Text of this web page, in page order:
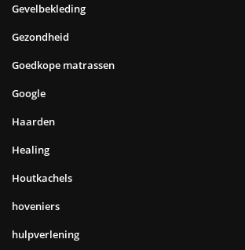
Gevelbekleding
Gezondheid
Goedkope matrassen
Google
Haarden
Healing
Houtkachels
hoveniers
hulpverlening